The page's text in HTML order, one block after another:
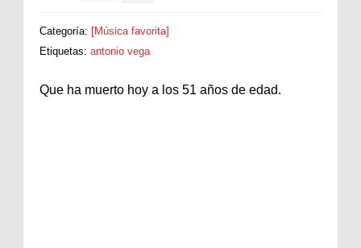
Categoría: [Música favorita]
Etiquetas: antonio vega
Que ha muerto hoy a los 51 años de edad.